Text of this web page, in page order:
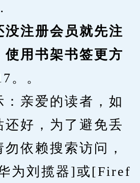
注册会员就先注
使用书架书签更方
。。
亲爱的读者，如
还好，为了避免丢
依赖搜索访问，
为刘揽器]或[Firef